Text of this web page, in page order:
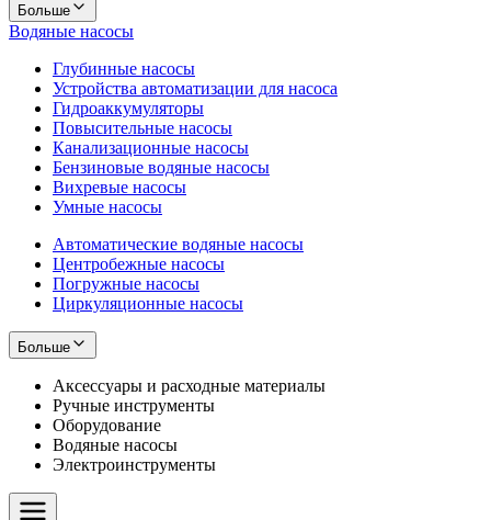
Больше
Водяные насосы
Глубинные насосы
Устройства автоматизации для насоса
Гидроаккумуляторы
Повысительные насосы
Канализационные насосы
Бензиновые водяные насосы
Вихревые насосы
Умные насосы
Автоматические водяные насосы
Центробежные насосы
Погружные насосы
Циркуляционные насосы
Больше
Аксессуары и расходные материалы
Ручные инструменты
Оборудование
Водяные насосы
Электроинструменты